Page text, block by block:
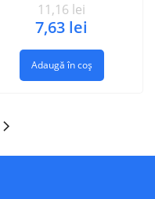
11,16 lei
7,63 lei
Adaugă în coș